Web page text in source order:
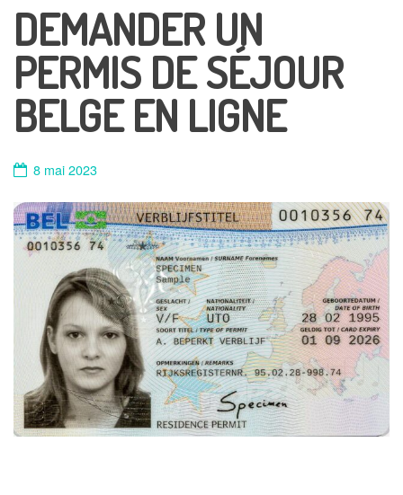
DEMANDER UN
PERMIS DE SÉJOUR
BELGE EN LIGNE
8 mai 2023